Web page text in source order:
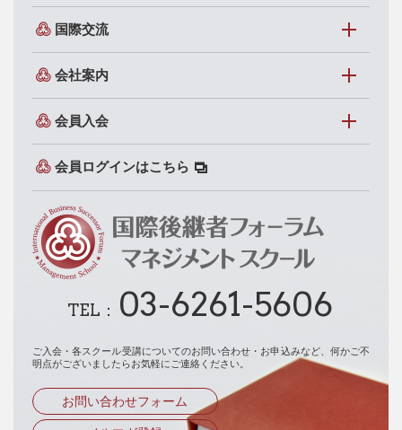
国際交流
会社案内
会員入会
会員ログインはこちら
TEL： 03-6261-5606
ご入会・各スクール受講についてのお問い合わせ・お申込みなど、 何かご不
明点がございましたらお気軽にご連絡ください。
お問い合わせフォーム